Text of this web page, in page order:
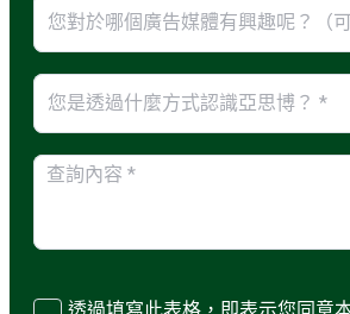
您對於哪個廣告媒體有興趣呢？（
您是透過什麼方式認識亞思博？ *